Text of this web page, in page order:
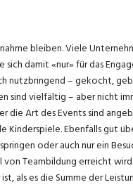
bleiben. Viele
damit «nur» für das
nutzbringend – gekocht,
sind vielfältig – aber nicht
Art des Events sind
Ebenfalls gut
oder auch nur ein
Teambildung erreicht
als es die Summe der